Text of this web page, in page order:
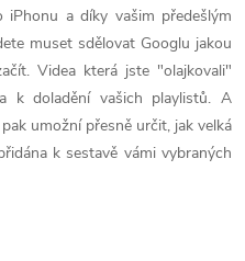
a díky vašim předešlým
muset sdělovat Googlu jakou
Videa která jste "olajkovali"
k doladění vašich playlistů. A
umožní přesně určit, jak velká
k sestavě vámi vybraných